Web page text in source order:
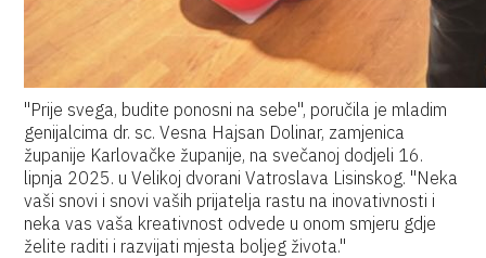
"Prije svega, budite ponosni na sebe", poručila je mladim
genijalcima dr. sc. Vesna Hajsan Dolinar, zamjenica
županije Karlovačke županije, na svečanoj dodjeli 16.
lipnja 2025. u Velikoj dvorani Vatroslava Lisinskog. "Neka
vaši snovi i snovi vaših prijatelja rastu na inovativnosti i
neka vas vaša kreativnost odvede u onom smjeru gdje
želite raditi i razvijati mjesta boljeg života."